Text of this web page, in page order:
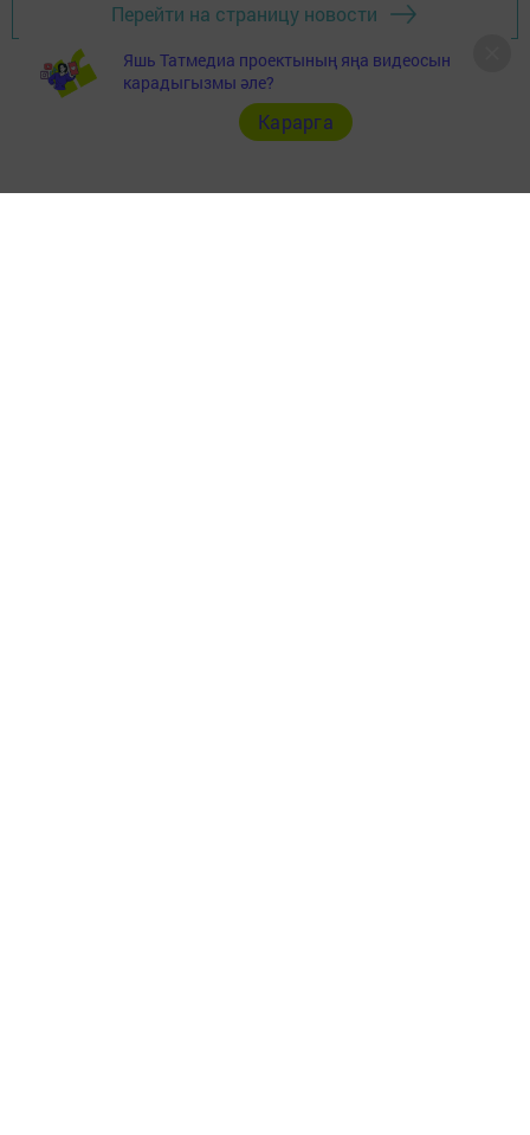
Перейти на страницу новости
Яшь Татмедиа проектының яңа видеосын
карадыгызмы әле?
Карарга